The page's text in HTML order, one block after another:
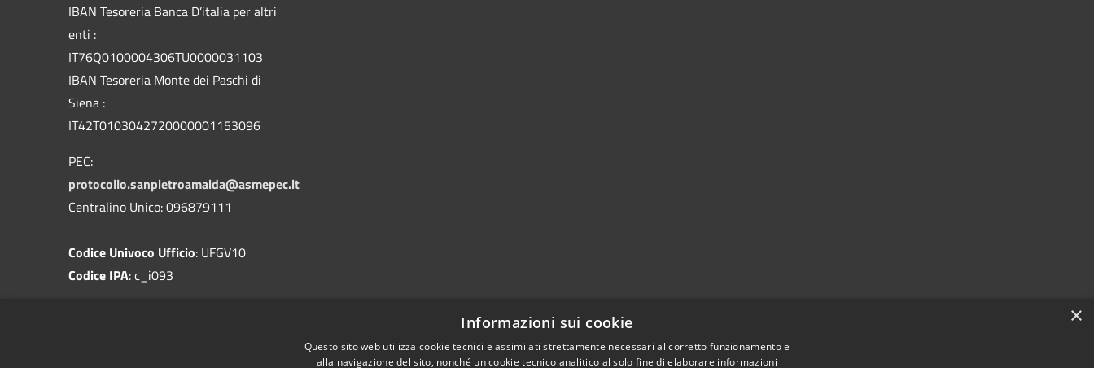
IBAN Tesoreria Banca D’italia per altri
enti :
IT76Q0100004306TU0000031103
IBAN Tesoreria Monte dei Paschi di
Siena :
IT42T0103042720000001153096
PEC:
protocollo.sanpietroamaida@asmepec.it
Centralino Unico: 096879111
Codice Univoco Ufficio: UFGV10
Codice IPA: c_i093
×
Informazioni sui cookie
Questo sito web utilizza cookie tecnici e assimilati strettamente necessari al corretto funzionamento e
alla navigazione del sito, nonché un cookie tecnico analitico al solo fine di elaborare informazioni